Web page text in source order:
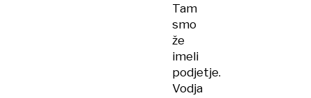
Tam
smo
že
imeli
podjetje.
Vodja